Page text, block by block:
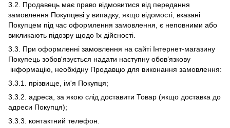
3.2. Продавець має право відмовитися від передання
замовлення Покупцеві у випадку, якщо відомості, вказані
Покупцем під час оформлення замовлення, є неповними або
викликають підозру щодо їх дійсності.
3.3. При оформленні замовлення на сайті Інтернет-магазину
Покупець зобов'язується надати наступну обов’язкову
інформацію, необхідну Продавцю для виконання замовлення:
3.3.1. прізвище, ім'я Покупця;
3.3.2. адреса, за якою слід доставити Товар (якщо доставка до
адреси Покупця);
3.3.3. контактний телефон.